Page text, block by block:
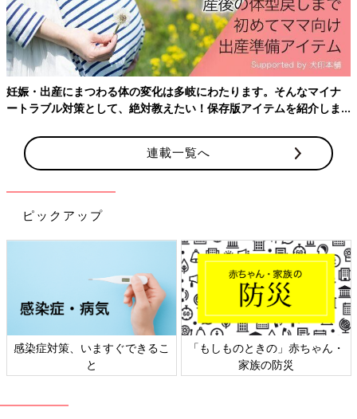
ただ愚痴を聞いてほしいとか、子どもへの言葉かけの仕方などに
ついての相談をするのは向いています。けれども、もし私が今、
乳幼児を育てていたら、健康・医療情報などは厚生労働省や病院
など、制度や法律などは自治体や国などの信頼できる情報から調
べると思います。
子どもの具合が悪くて心配なら、『#7119』なども利用したでし
ょう。近所の遊び場やお店などの情報は、SNSやネットの口コミ
また、子育てで悩んだことは、先輩パパ・ママにSNSや対面で相
った使い方をしていたでしょうね」（高橋暁子さん）
日常生活で不可欠なスマホ。子どもの前
での利用、意識的に控えてる？【リアル
ママボイス】
みなさん、子どもと一緒にいる時にスマホの利
用を控えていますか？「たまひよ」アプリユー
ザーの声を聞くとともに、ベテラン保育士であ
る田中由美子さんにアドバイスいただきまし
た。
悩みのジャンルによる使い分けがいいようですね。とはいえ、誰
かに聞いてもらいたいことがたまったときの相手として、AIはい
（取材・文／橋本真理子、たまひよONLINE編集部）
妊娠・出産にまつわる体の変化は多岐にわたります。そんなマイナ
ートラブル対策として、絶対教えたい！保存版アイテムを紹介しま
連載一覧へ
ピックアップ
感染症対策、いますぐできるこ
と
「もしものときの」赤ちゃん・
家族の防災